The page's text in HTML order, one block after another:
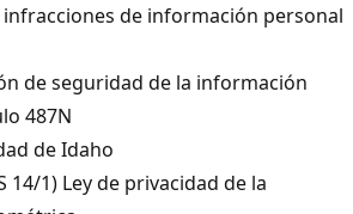
de información personal
de seguridad de la información
487N
de Idaho
14/1) Ley de privacidad de la